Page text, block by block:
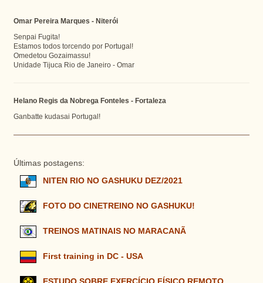
Omar Pereira Marques - Niterói
Senpai Fugita!
Estamos todos torcendo por Portugal!
Omedetou Gozaimassu!
Unidade Tijuca Rio de Janeiro - Omar
Helano Regis da Nobrega Fonteles - Fortaleza
Ganbatte kudasai Portugal!
Últimas postagens:
NITEN RIO NO GASHUKU DEZ/2021
FOTO DO CINETREINO NO GASHUKU!
TREINOS MATINAIS NO MARACANÃ
First training in DC - USA